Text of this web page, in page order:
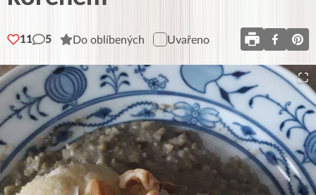
11 5 Do oblíbených Uvařeno